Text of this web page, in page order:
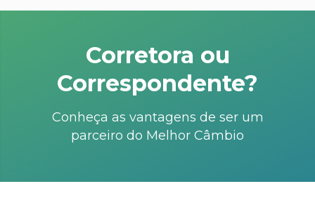
Corretora ou
Correspondente?
Conheça as vantagens de ser um
parceiro do Melhor Câmbio